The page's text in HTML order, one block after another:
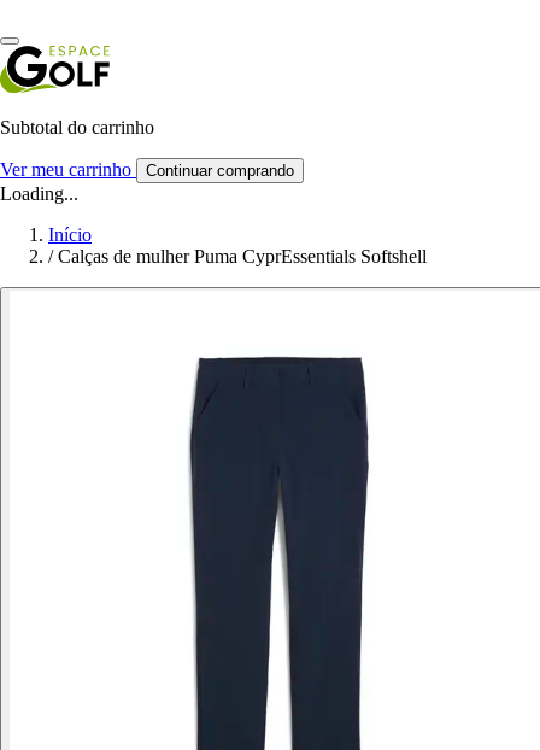
Subtotal do carrinho
Ver meu carrinho Continuar comprando
Loading...
Início
/ Calças de mulher Puma CyprEssentials Softshell